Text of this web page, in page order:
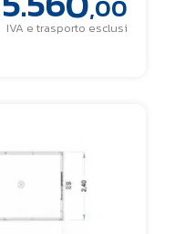
,00
IVA e trasporto esclusi